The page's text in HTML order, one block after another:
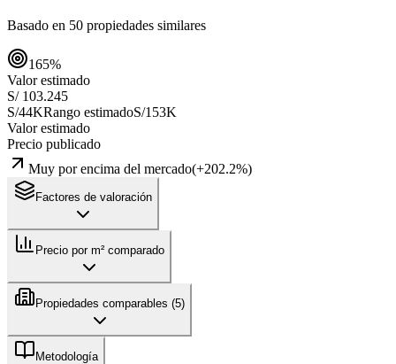
Basado en 50 propiedades similares
165%
Valor estimado
S/ 103.245
S/44KRango estimadoS/153K
Valor estimado
Precio publicado
Muy por encima del mercado(+202.2%)
Factores de valoración
Precio por m² comparado
Propiedades comparables (5)
Metodología